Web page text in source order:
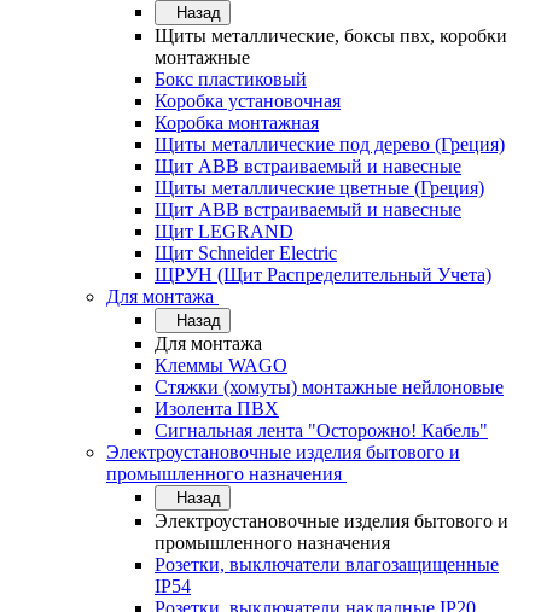
Назад
Щиты металлические, боксы пвх, коробки
монтажные
Бокс пластиковый
Коробка установочная
Коробка монтажная
Щиты металлические под дерево (Греция)
Щит ABB встраиваемый и навесные
Щиты металлические цветные (Греция)
Щит ABB встраиваемый и навесные
Щит LEGRAND
Щит Schneider Electric
ЩРУН (Щит Распределительный Учета)
Для монтажа
Назад
Для монтажа
Клеммы WAGO
Стяжки (хомуты) монтажные нейлоновые
Изолента ПВХ
Сигнальная лента "Осторожно! Кабель"
Электроустановочные изделия бытового и
промышленного назначения
Назад
Электроустановочные изделия бытового и
промышленного назначения
Розетки, выключатели влагозащищенные
IP54
Розетки, выключатели накладные IP20